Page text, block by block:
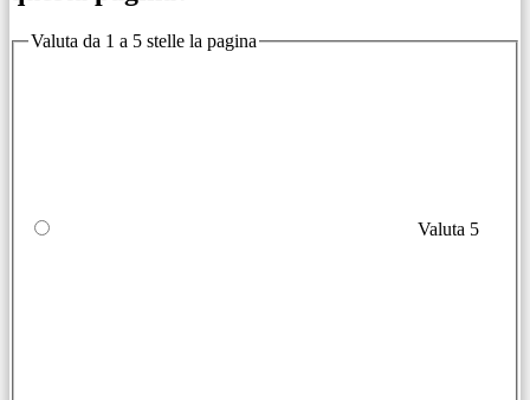
Valuta da 1 a 5 stelle la pagina
Valuta 5